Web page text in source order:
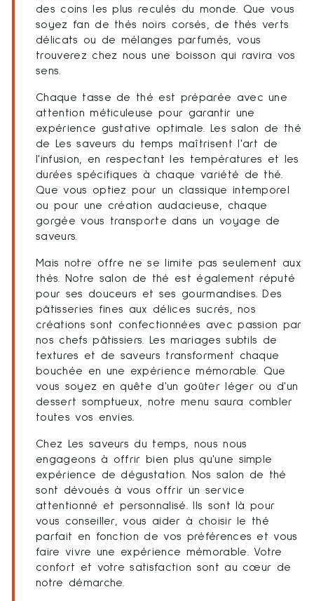
des coins les plus reculés du monde. Que vous
soyez fan de thés noirs corsés, de thés verts
délicats ou de mélanges parfumés, vous
trouverez chez nous une boisson qui ravira vos
sens.
Chaque tasse de thé est préparée avec une
attention méticuleuse pour garantir une
expérience gustative optimale. Les salon de thé
de Les saveurs du temps maîtrisent l'art de
l'infusion, en respectant les températures et les
durées spécifiques à chaque variété de thé.
Que vous optiez pour un classique intemporel
ou pour une création audacieuse, chaque
gorgée vous transporte dans un voyage de
saveurs.
Mais notre offre ne se limite pas seulement aux
thés. Notre salon de thé est également réputé
pour ses douceurs et ses gourmandises. Des
pâtisseries fines aux délices sucrés, nos
créations sont confectionnées avec passion par
nos chefs pâtissiers. Les mariages subtils de
textures et de saveurs transforment chaque
bouchée en une expérience mémorable. Que
vous soyez en quête d'un goûter léger ou d'un
dessert somptueux, notre menu saura combler
toutes vos envies.
Chez Les saveurs du temps, nous nous
engageons à offrir bien plus qu'une simple
expérience de dégustation. Nos salon de thé
sont dévoués à vous offrir un service
attentionné et personnalisé. Ils sont là pour
vous conseiller, vous aider à choisir le thé
parfait en fonction de vos préférences et vous
faire vivre une expérience mémorable. Votre
confort et votre satisfaction sont au cœur de
notre démarche.